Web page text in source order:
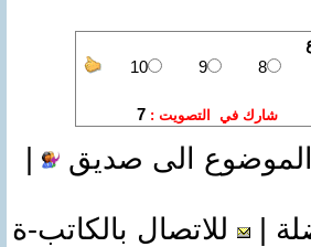
الى صديق
للاتصال بالكاتب-ة